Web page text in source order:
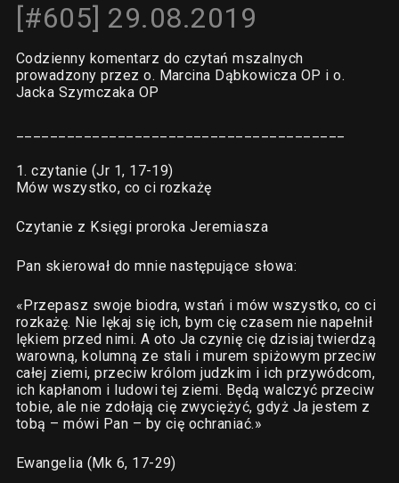
[#605] 29.08.2019
Codzienny komentarz do czytań mszalnych
prowadzony przez o. Marcina Dąbkowicza OP i o.
Jacka Szymczaka OP
1. czytanie (Jr 1, 17-19)
Mów wszystko, co ci rozkażę
Czytanie z Księgi proroka Jeremiasza
Pan skierował do mnie następujące słowa:
«Przepasz swoje biodra, wstań i mów wszystko, co ci
rozkażę. Nie lękaj się ich, bym cię czasem nie napełnił
lękiem przed nimi. A oto Ja czynię cię dzisiaj twierdzą
warowną, kolumną ze stali i murem spiżowym przeciw
całej ziemi, przeciw królom judzkim i ich przywódcom,
ich kapłanom i ludowi tej ziemi. Będą walczyć przeciw
tobie, ale nie zdołają cię zwyciężyć, gdyż Ja jestem z
tobą – mówi Pan – by cię ochraniać.»
Ewangelia (Mk 6, 17-29)